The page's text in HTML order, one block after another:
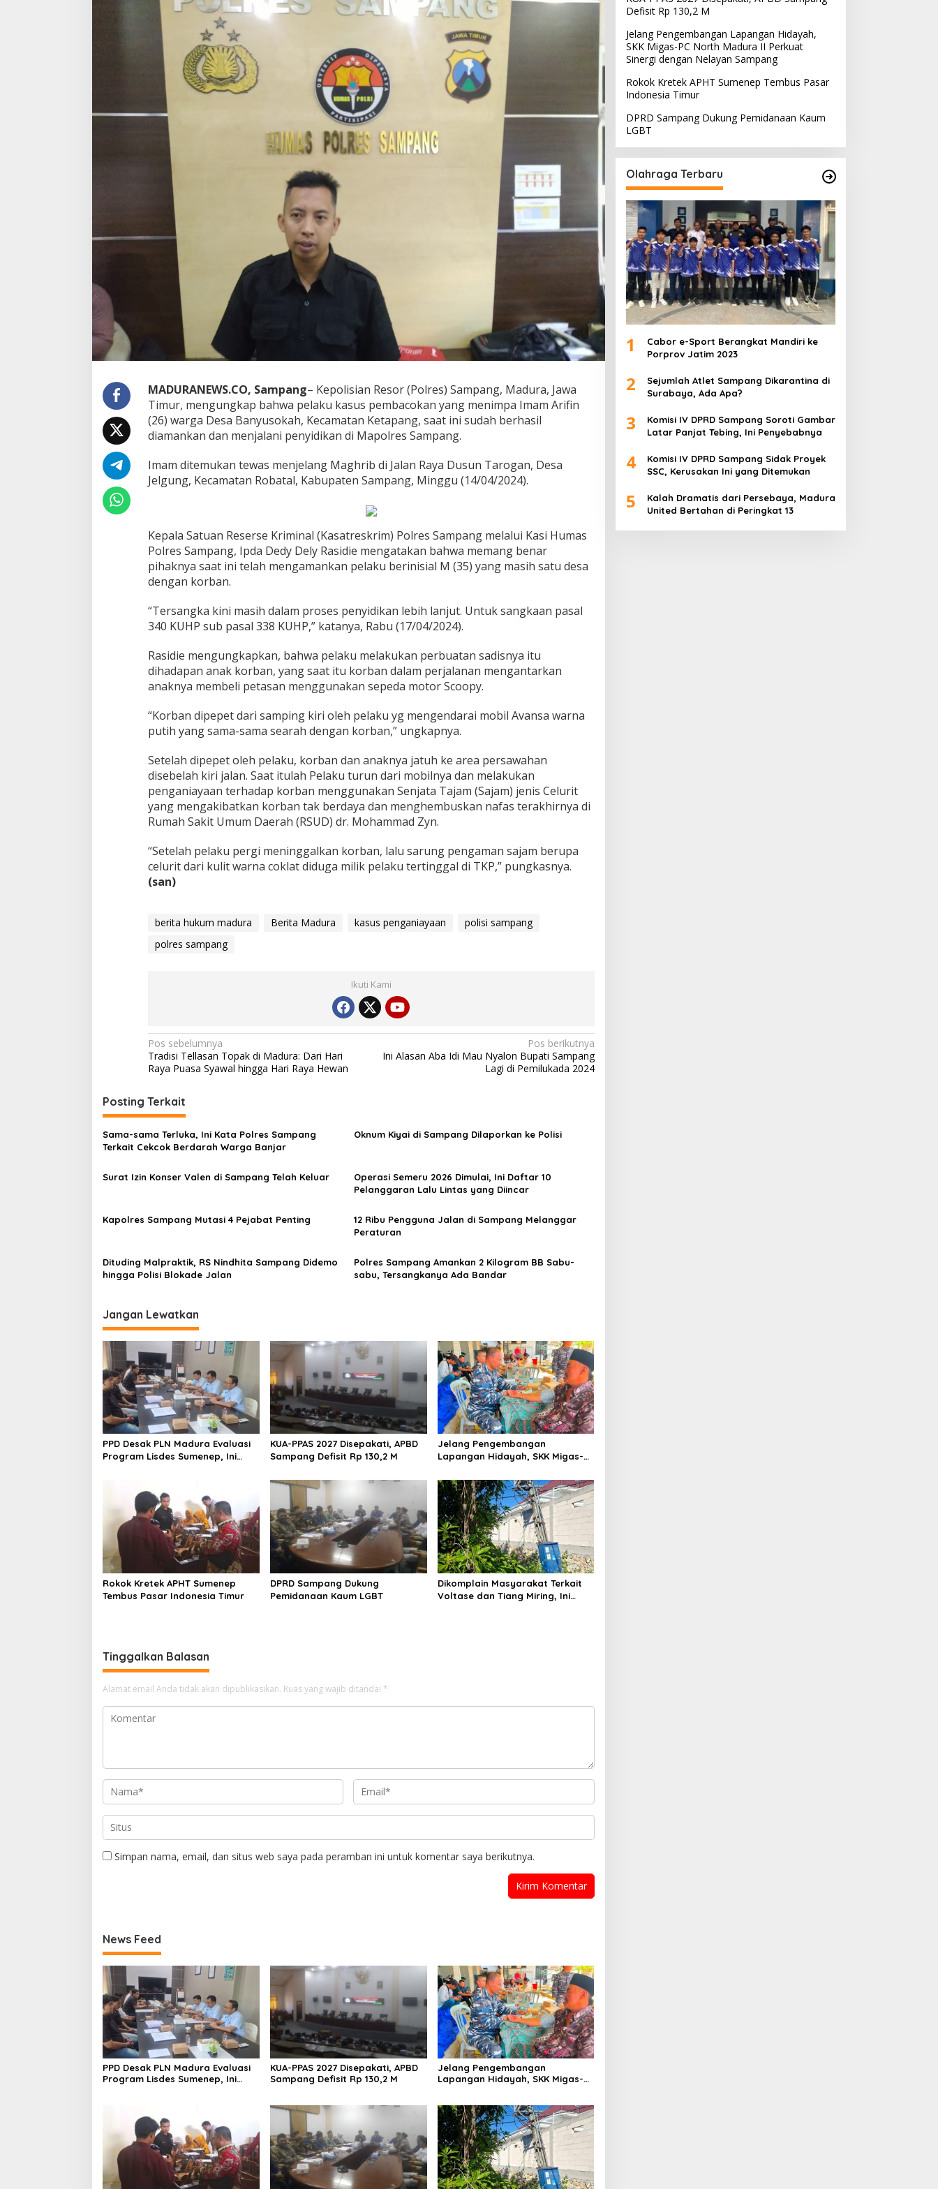
MADURANEWS.CO, Sampang– Kepolisian Resor (Polres) Sampang, Madura, Jawa
Timur, mengungkap bahwa pelaku kasus pembacokan yang menimpa Imam Arifin
(26) warga Desa Banyusokah, Kecamatan Ketapang, saat ini sudah berhasil
diamankan dan menjalani penyidikan di Mapolres Sampang.
Imam ditemukan tewas menjelang Maghrib di Jalan Raya Dusun Tarogan, Desa
Jelgung, Kecamatan Robatal, Kabupaten Sampang, Minggu (14/04/2024).
Kepala Satuan Reserse Kriminal (Kasatreskrim) Polres Sampang melalui Kasi Humas
Polres Sampang, Ipda Dedy Dely Rasidie mengatakan bahwa memang benar
pihaknya saat ini telah mengamankan pelaku berinisial M (35) yang masih satu desa
dengan korban.
“Tersangka kini masih dalam proses penyidikan lebih lanjut. Untuk sangkaan pasal
340 KUHP sub pasal 338 KUHP,” katanya, Rabu (17/04/2024).
Rasidie mengungkapkan, bahwa pelaku melakukan perbuatan sadisnya itu
dihadapan anak korban, yang saat itu korban dalam perjalanan mengantarkan
anaknya membeli petasan menggunakan sepeda motor Scoopy.
“Korban dipepet dari samping kiri oleh pelaku yg mengendarai mobil Avansa warna
putih yang sama-sama searah dengan korban,” ungkapnya.
Setelah dipepet oleh pelaku, korban dan anaknya jatuh ke area persawahan
disebelah kiri jalan. Saat itulah Pelaku turun dari mobilnya dan melakukan
penganiayaan terhadap korban menggunakan Senjata Tajam (Sajam) jenis Celurit
yang mengakibatkan korban tak berdaya dan menghembuskan nafas terakhirnya di
Rumah Sakit Umum Daerah (RSUD) dr. Mohammad Zyn.
“Setelah pelaku pergi meninggalkan korban, lalu sarung pengaman sajam berupa
celurit dari kulit warna coklat diduga milik pelaku tertinggal di TKP,” pungkasnya.
(san)
berita hukum madura Berita Madura kasus penganiayaan
polisi sampang
polres sampang
Ikuti Kami
Navigasi
pos
Pos sebelumnya
Tradisi Tellasan Topak di Madura: Dari Hari
Raya Puasa Syawal hingga Hari Raya Hewan
Pos berikutnya
Ini Alasan Aba Idi Mau Nyalon Bupati Sampang
Lagi di Pemilukada 2024
Posting Terkait
Sama-sama Terluka, Ini Kata Polres Sampang
Terkait Cekcok Berdarah Warga Banjar
Oknum Kiyai di Sampang Dilaporkan ke Polisi
Surat Izin Konser Valen di Sampang Telah Keluar
Operasi Semeru 2026 Dimulai, Ini Daftar 10
Pelanggaran Lalu Lintas yang Diincar
Kapolres Sampang Mutasi 4 Pejabat Penting
12 Ribu Pengguna Jalan di Sampang Melanggar
Peraturan
Dituding Malpraktik, RS Nindhita Sampang Didemo
hingga Polisi Blokade Jalan
Polres Sampang Amankan 2 Kilogram BB Sabu-
sabu, Tersangkanya Ada Bandar
Jangan Lewatkan
PPD Desak PLN Madura Evaluasi
Program Lisdes Sumenep, Ini
KUA-PPAS 2027 Disepakati, APBD
Sampang Defisit Rp 130,2 M
Jelang Pengembangan
Lapangan Hidayah, SKK Migas-
Sinergi dengan Nelayan
Sampang
Rokok Kretek APHT Sumenep
Tembus Pasar Indonesia Timur
DPRD Sampang Dukung
Pemidanaan Kaum LGBT
Dikomplain Masyarakat Terkait
Voltase dan Tiang Miring, Ini
Tinggalkan Balasan
Alamat email Anda tidak akan dipublikasikan. Ruas yang wajib ditandai *
Simpan nama, email, dan situs web saya pada peramban ini untuk komentar saya berikutnya.
News Feed
PPD Desak PLN Madura Evaluasi
Program Lisdes Sumenep, Ini
KUA-PPAS 2027 Disepakati, APBD
Sampang Defisit Rp 130,2 M
Jelang Pengembangan
Lapangan Hidayah, SKK Migas-
Sampang
Defisit Rp 130,2 M
Jelang Pengembangan Lapangan Hidayah,
SKK Migas-PC North Madura II Perkuat
Sinergi dengan Nelayan Sampang
Rokok Kretek APHT Sumenep Tembus Pasar
Indonesia Timur
DPRD Sampang Dukung Pemidanaan Kaum
LGBT
Olahraga Terbaru
1
Cabor e-Sport Berangkat Mandiri ke
Porprov Jatim 2023
2
Sejumlah Atlet Sampang Dikarantina di
Surabaya, Ada Apa?
3
Komisi IV DPRD Sampang Soroti Gambar
Latar Panjat Tebing, Ini Penyebabnya
4
Komisi IV DPRD Sampang Sidak Proyek
SSC, Kerusakan Ini yang Ditemukan
5
Kalah Dramatis dari Persebaya, Madura
United Bertahan di Peringkat 13